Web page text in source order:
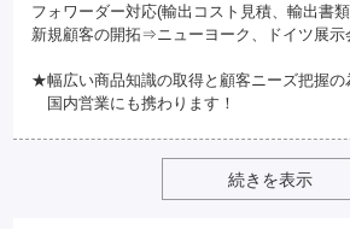
フォワーダー対応(輸出コスト見積、輸出書
新規顧客の開拓⇒ニューヨーク、ドイツ展示
★幅広い商品知識の取得と顧客ニーズ把握の
国内営業にも携わります！
続きを表示